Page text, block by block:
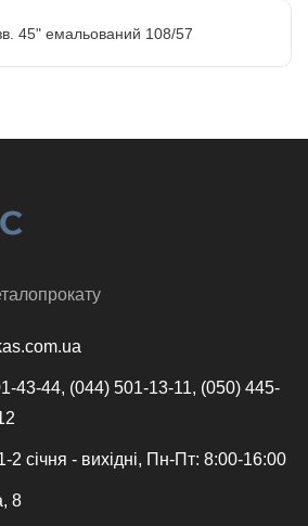
45" емальований 108/57
43-44, (044) 501-13-11, (050) 445-
2 січня - вихідні, Пн-Пт: 8:00-16:00
8